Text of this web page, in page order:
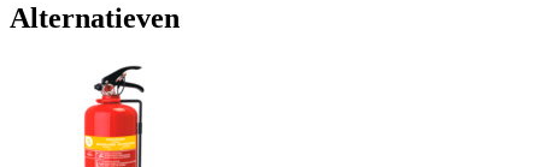
Alternatieven